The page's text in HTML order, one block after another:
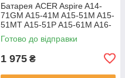
Батарея ACER Aspire A14-
71GM A15-41M A15-51M A15-
51MT A15-51P A15-61M A16-
51GM 11.25V 4471mAh
ОРИГІНАЛ
Готово до відправки
1 975 ₴